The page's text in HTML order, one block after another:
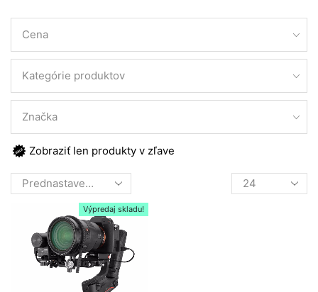
Cena
Kategórie produktov
Značka
Zobraziť len produkty v zľave
Products
per
Výpredaj skladu!